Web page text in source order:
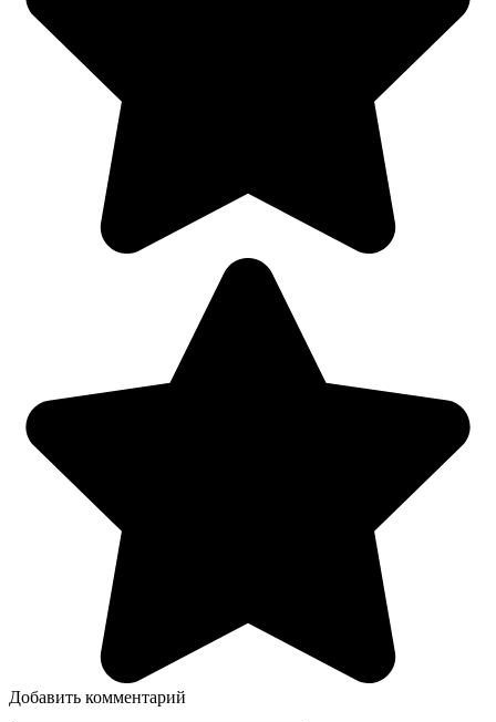
Добавить комментарий